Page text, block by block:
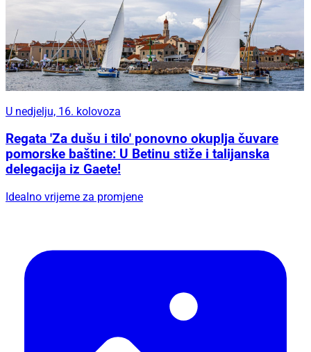
U nedjelju, 16. kolovoza
Regata 'Za dušu i tilo' ponovno okuplja čuvare
pomorske baštine: U Betinu stiže i talijanska
delegacija iz Gaete!
Idealno vrijeme za promjene